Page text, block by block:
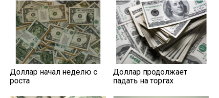
Доллар начал неделю с
роста
Доллар продолжает
падать на торгах